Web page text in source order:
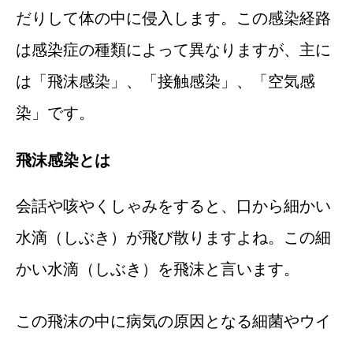
だりして体の中に侵入します。この感染経路
は感染症の種類によって異なりますが、主に
は「飛沫感染」、「接触感染」、「空気感
染」です。
飛沫感染とは
会話や咳やくしゃみをすると、口から細かい
水滴（しぶき）が飛び散りますよね。この細
かい水滴（しぶき）を飛沫と言います。
この飛沫の中に病気の原因となる細菌やウイ